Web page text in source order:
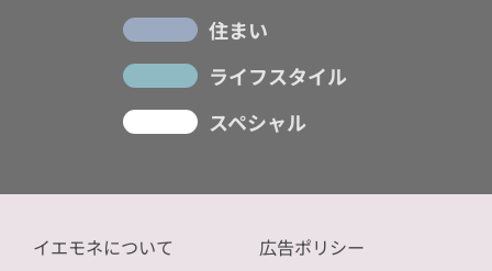
住まい
ライフスタイル
スペシャル
イエモネについて 広告ポリシー